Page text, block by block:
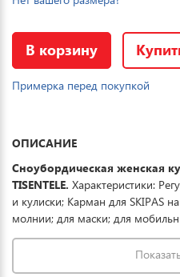
В корзину
Примерка перед покупкой
ОПИСАНИЕ
Сноубордическая женская
TISENTELE. Характеристики:
и кулиски; Карман для SKIPAS
молнии; для маски; для
юбка; Ветро-защитные манжеты
молнии. Ткань обработана
снаружи и антибактериальной -